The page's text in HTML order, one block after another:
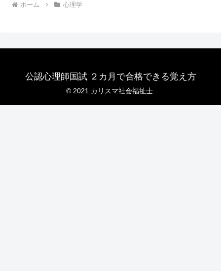
ホーム 心理学
公認心理師国試 ２カ月で合格できる覚え方
© 2021 カリスマ社会福祉士.